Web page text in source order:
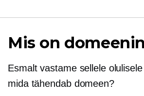
Mis on
Esmalt vastame sellele
mida tähendab domeen?